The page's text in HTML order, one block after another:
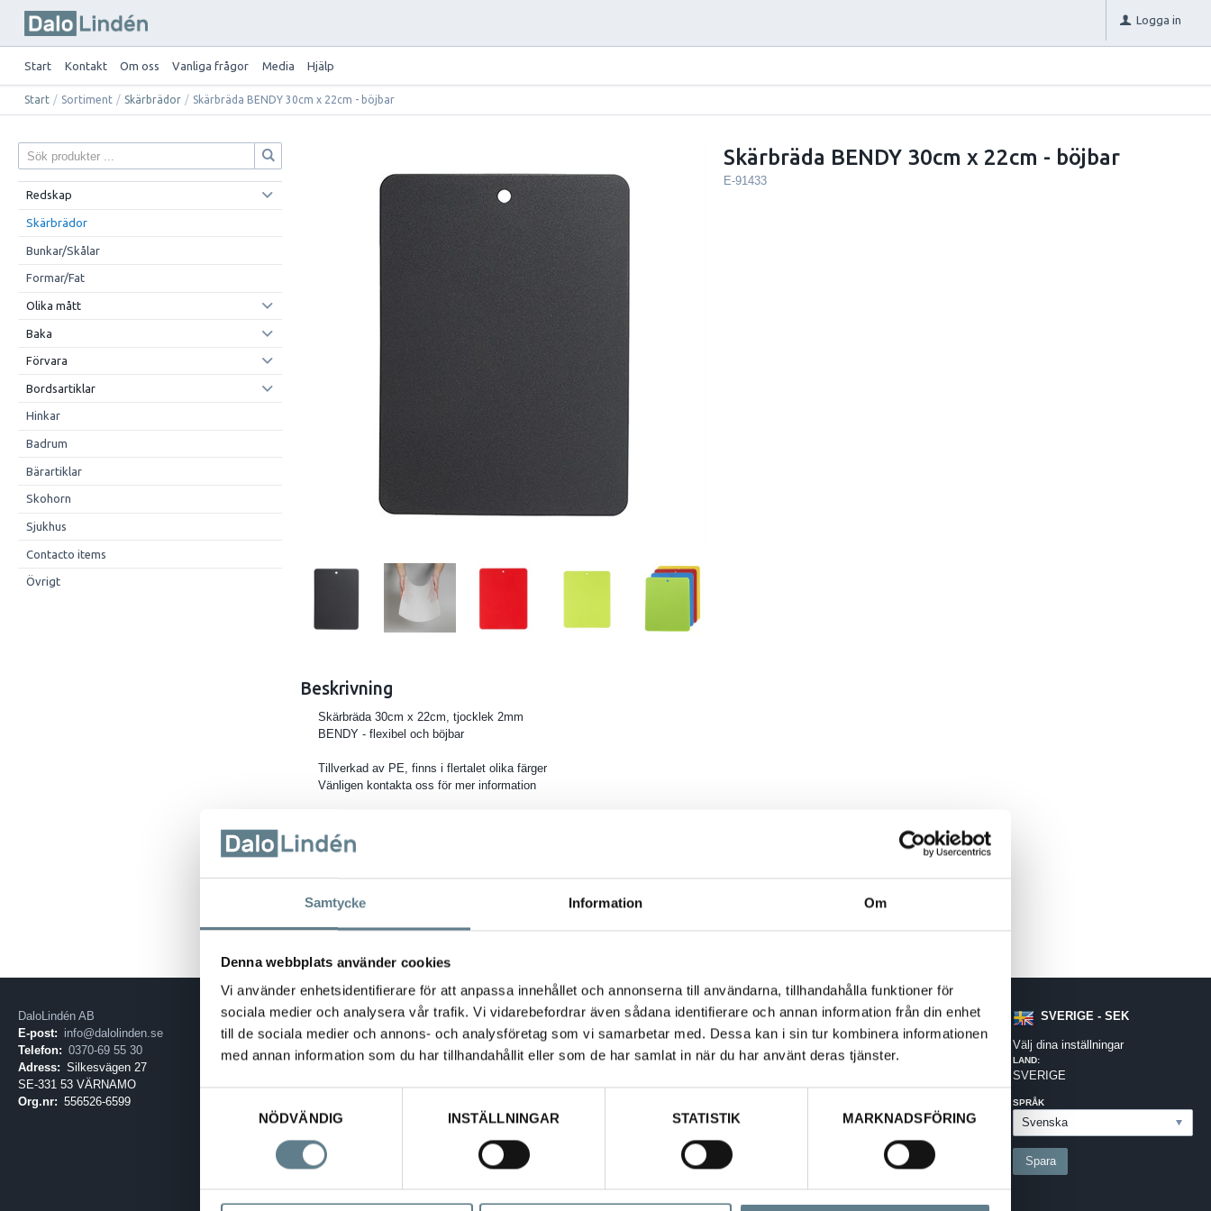
Samtycke Information Om
Denna webbplats använder cookies
Vi använder enhetsidentifierare för att anpassa innehållet och annonserna till användarna, tillhandahålla funktioner för
sociala medier och analysera vår trafik. Vi vidarebefordrar även sådana identifierare och annan information från din enhet
till de sociala medier och annons- och analysföretag som vi samarbetar med. Dessa kan i sin tur kombinera informationen
med annan information som du har tillhandahållit eller som de har samlat in när du har använt deras tjänster.
NÖDVÄNDIG
INSTÄLLNINGAR STATISTIK MARKNADSFÖRING
Logga in
Start Kontakt Om oss Vanliga frågor Media Hjälp
Start / Sortiment / Skärbrädor / Skärbräda BENDY 30cm x 22cm - böjbar
Redskap
Skärbrädor
Bunkar/Skålar
Formar/Fat
Olika mått
Baka
Förvara
Bordsartiklar
Hinkar
Badrum
Bärartiklar
Skohorn
Sjukhus
Contacto items
Övrigt
Skärbräda BENDY 30cm x 22cm - böjbar
E-91433
Beskrivning
Skärbräda 30cm x 22cm, tjocklek 2mm
BENDY - flexibel och böjbar
Tillverkad av PE, finns i flertalet olika färger
Vänligen kontakta oss för mer information
DaloLindén AB
E-post: info@dalolinden.se
Telefon: 0370-69 55 30
Adress: Silkesvägen 27
SE-331 53 VÄRNAMO
Org.nr: 556526-6599
SVERIGE - SEK
Välj dina inställningar
LAND:
SVERIGE
SPRÅK